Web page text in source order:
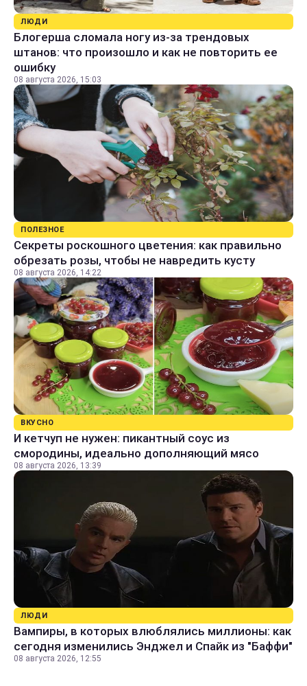
ЛЮДИ
Блогерша сломала ногу из-за трендовых
штанов: что произошло и как не повторить ее
ошибку
08 августа 2026, 15:03
ПОЛЕЗНОЕ
Секреты роскошного цветения: как правильно
обрезать розы, чтобы не навредить кусту
08 августа 2026, 14:22
ВКУСНО
И кетчуп не нужен: пикантный соус из
смородины, идеально дополняющий мясо
08 августа 2026, 13:39
ЛЮДИ
Вампиры, в которых влюблялись миллионы: как
сегодня изменились Энджел и Спайк из "Баффи"
08 августа 2026, 12:55